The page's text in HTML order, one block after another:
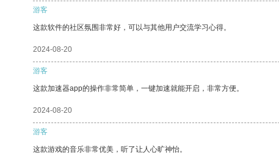
游客
这款软件的社区氛围非常好，可以与其他用户交流学习心得。
2024-08-20
游客
这款加速器app的操作非常简单，一键加速就能开启，非常方便。
2024-08-20
游客
这款游戏的音乐非常优美，听了让人心旷神怡。